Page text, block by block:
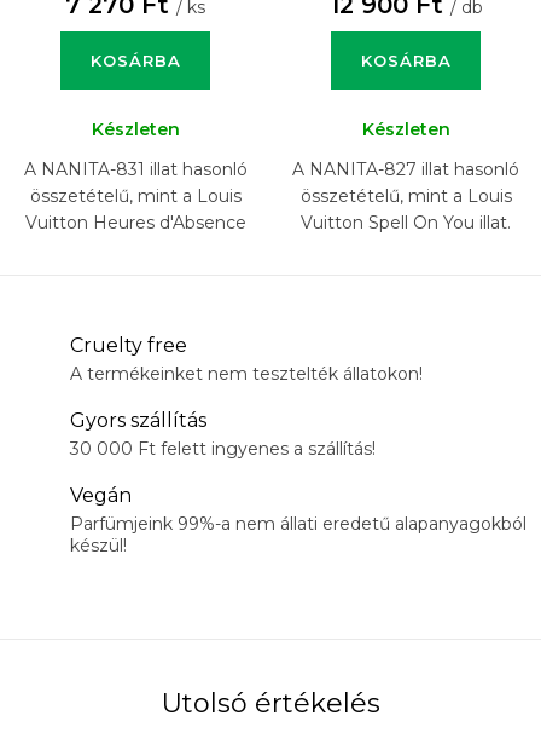
/ ks
KOSÁRBA
Készleten
A NANITA-831 illat hasonló
összetételű, mint a Louis
Vuitton Heures d'Absence
/ db
KOSÁRBA
Készleten
A NANITA-827 illat hasonló
összetételű, mint a Louis
Vuitton Spell On You illat.
Cruelty free
A termékeinket nem tesztelték állatokon!
Gyors szállítás
30 000 Ft felett ingyenes a szállítás!
Vegán
Parfümjeink 99%-a nem állati eredetű alapanyagokból
készül!
Utolsó értékelés